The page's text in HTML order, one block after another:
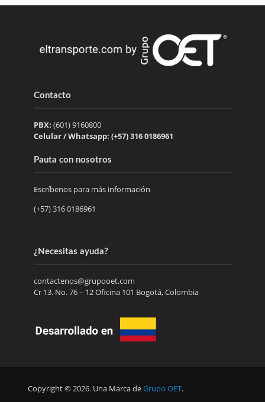
Contacto
PBX: (601) 9160800
Celular / Whatsapp: (+57) 316 0186961
Pauta con nosotros
Escríbenos para más información
(+57) 316 0186961
¿Necesitas ayuda?
contactenos@grupooet.com
Cr 13. No. 76 – 12 Oficina 101 Bogotá, Colombia
Copyright © 2026. Una Marca deGrupo OET.